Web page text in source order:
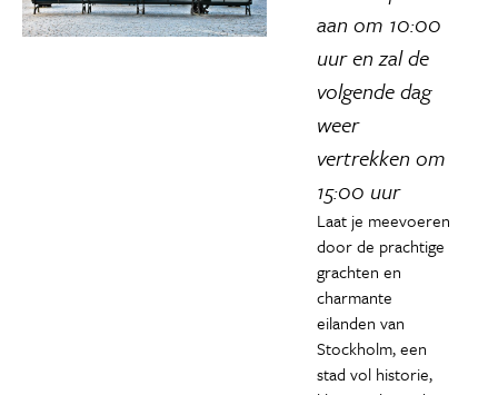
aan om 10:00
uur en zal de
volgende dag
weer
vertrekken om
15:00 uur
Laat je meevoeren
door de prachtige
grachten en
charmante
eilanden van
Stockholm, een
stad vol historie,